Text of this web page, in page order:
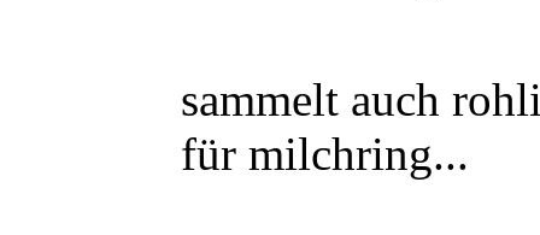
sammelt auch
für milchring...